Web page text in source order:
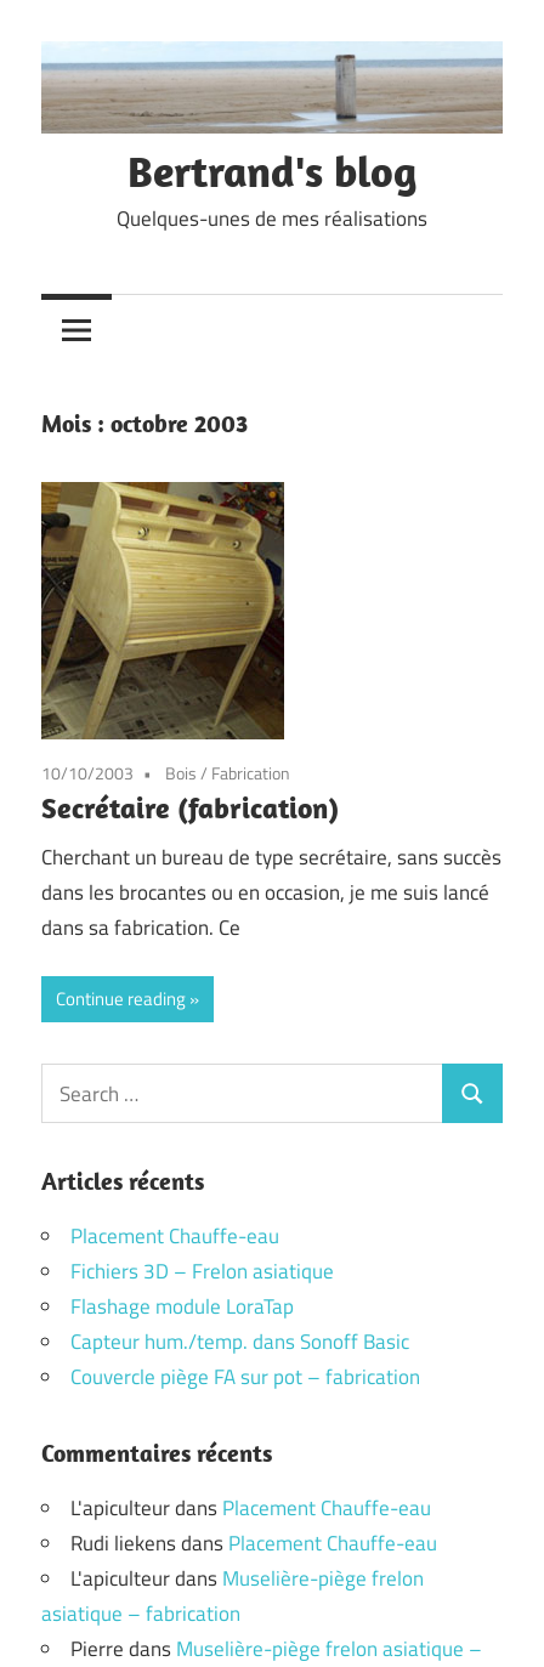
to
content
Bertrand's blog
Quelques-unes de mes réalisations
Mois : octobre 2003
10/10/2003 Bois/ Fabrication
Secrétaire (fabrication)
Cherchant un bureau de type secrétaire, sans succès
dans les brocantes ou en occasion, je me suis lancé
dans sa fabrication. Ce
Continue reading
Search
for:
Search
Articles récents
Placement Chauffe-eau
Fichiers 3D – Frelon asiatique
Flashage module LoraTap
Capteur hum./temp. dans Sonoff Basic
Couvercle piège FA sur pot – fabrication
Commentaires récents
L'apiculteurdansPlacement Chauffe-eau
Rudi liekensdansPlacement Chauffe-eau
L'apiculteurdansMuselière-piège frelon
asiatique – fabrication
PierredansMuselière-piège frelon asiatique –